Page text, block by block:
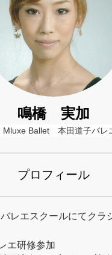
鳴橋 実加
Mluxe Ballet　本田道子バレ
プロフィール
レエスクールにてクラ
エ研修参加